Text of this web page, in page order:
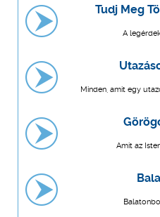
Tudj Meg
A
Minden, amit egy
Amit az